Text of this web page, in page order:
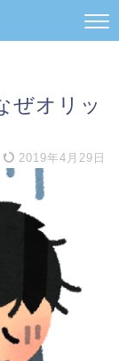
ぜオリッ
2019年4月29日